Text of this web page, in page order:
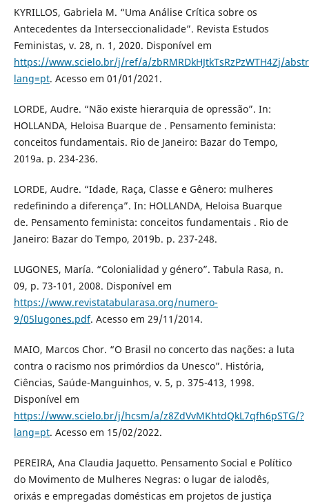
KYRILLOS, Gabriela M. “Uma Análise Crítica sobre os
Antecedentes da Interseccionalidade”. Revista Estudos
Feministas, v. 28, n. 1, 2020. Disponível em
https://www.scielo.br/j/ref/a/zbRMRDkHJtkTsRzPzWTH4Zj/
lang=pt. Acesso em 01/01/2021.
LORDE, Audre. “Não existe hierarquia de opressão”. In:
HOLLANDA, Heloisa Buarque de . Pensamento feminista:
conceitos fundamentais. Rio de Janeiro: Bazar do Tempo,
2019a. p. 234-236.
LORDE, Audre. “Idade, Raça, Classe e Gênero: mulheres
redefinindo a diferença”. In: HOLLANDA, Heloisa Buarque
de. Pensamento feminista: conceitos fundamentais . Rio de
Janeiro: Bazar do Tempo, 2019b. p. 237-248.
LUGONES, María. “Colonialidad y género”. Tabula Rasa, n.
09, p. 73-101, 2008. Disponível em
https://www.revistatabularasa.org/numero-
9/05lugones.pdf. Acesso em 29/11/2014.
MAIO, Marcos Chor. “O Brasil no concerto das nações: a luta
contra o racismo nos primórdios da Unesco”. História,
Ciências, Saúde-Manguinhos, v. 5, p. 375-413, 1998.
Disponível em
https://www.scielo.br/j/hcsm/a/z8ZdVvMKhtdQkL7qfh6pSTG/?
lang=pt. Acesso em 15/02/2022.
PEREIRA, Ana Claudia Jaquetto. Pensamento Social e Político
do Movimento de Mulheres Negras: o lugar de ialodês,
orixás e empregadas domésticas em projetos de justiça